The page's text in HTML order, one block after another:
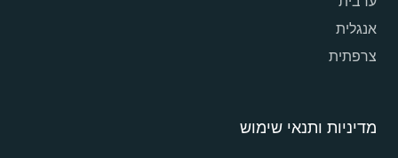
אנגלית
צרפתית
מדיניות ותנאי שימוש